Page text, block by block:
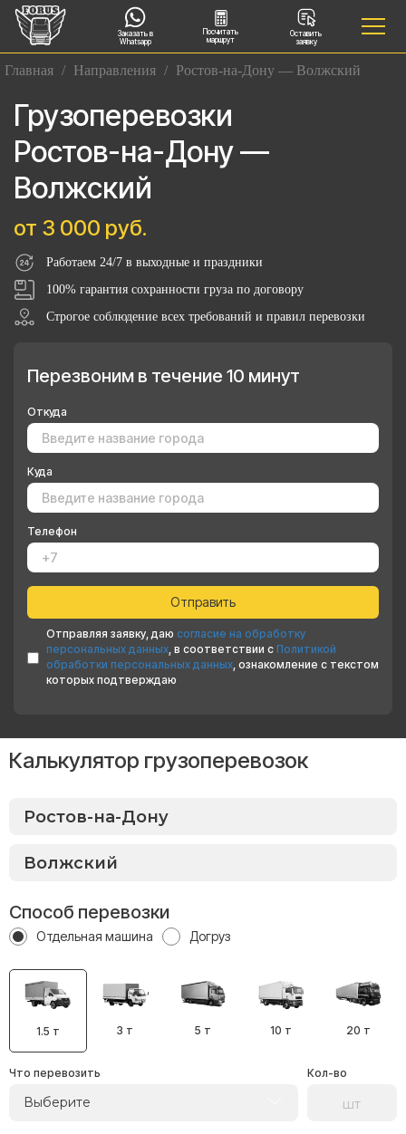
Заказать в
Whatsapp
Посчитать
маршрут
Оставить
заявку
Главная / Направления / Ростов-на-Дону — Волжский
Грузоперевозки
Ростов-на-Дону —
Волжский
от 3 000 руб.
Работаем 24/7 в выходные и праздники
100% гарантия сохранности груза по договору
Строгое соблюдение всех требований и правил перевозки
Перезвоним в течение 10 минут
Откуда
Куда
Телефон
Отправляя заявку, даю согласие на обработку
персональных данных, в соответствии с Политикой
обработки персональных данных, ознакомление с текстом
которых подтверждаю
Калькулятор грузоперевозок
Способ перевозки
Отдельная машина Догруз
1.5 т 3 т 5 т 10 т 20 т
Что перевозить
Выберите
Кол-во